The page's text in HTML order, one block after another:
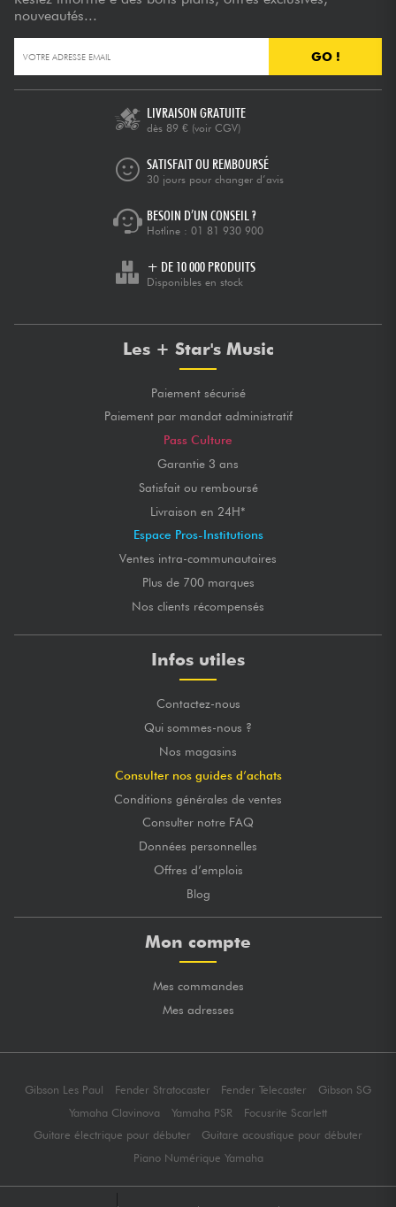
Eveil Musical
Câbles & Access.
nouveautés...
GO !
LIVRAISON GRATUITE
dès 89 € (voir CGV)
SATISFAIT OU REMBOURSÉ
30 jours pour changer d’avis
BESOIN D’UN CONSEIL ?
Hotline : 01 81 930 900
+ DE 10 000 PRODUITS
Disponibles en stock
Les + Star's Music
Paiement sécurisé
Paiement par mandat administratif
Pass Culture
Garantie 3 ans
Satisfait ou remboursé
Livraison en 24H*
Espace Pros-Institutions
Ventes intra-communautaires
Plus de 700 marques
Nos clients récompensés
Infos utiles
Contactez-nous
Qui sommes-nous ?
Nos magasins
Consulter nos guides d’achats
Conditions générales de ventes
Consulter notre FAQ
Données personnelles
Offres d’emplois
Blog
Mon compte
Mes commandes
Mes adresses
Gibson Les Paul Fender Stratocaster Fender Telecaster
Gibson SG
Yamaha Clavinova
Yamaha PSR
Focusrite Scarlett
Guitare électrique pour débuter
Guitare acoustique pour débuter
Piano Numérique Yamaha